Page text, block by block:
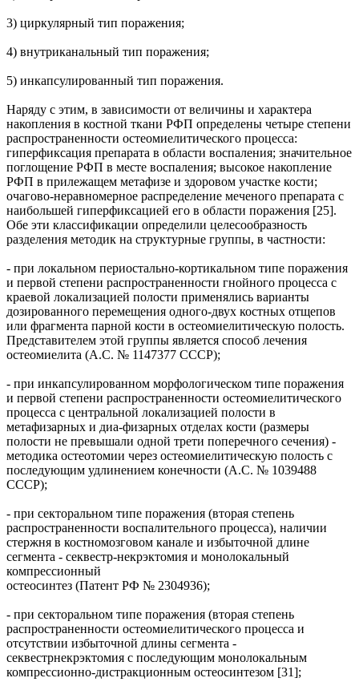
3) циркулярный тип поражения;
4) внутриканальный тип поражения;
5) инкапсулированный тип поражения.
Наряду с этим, в зависимости от величины и характера
накопления в костной ткани РФП определены четыре степени
распространенности остеомиелитического процесса:
гиперфиксация препарата в области воспаления; значительное
поглощение РФП в месте воспаления; высокое накопление
РФП в прилежащем метафизе и здоровом участке кости;
очагово-неравномерное распределение меченого препарата с
наибольшей гиперфиксацией его в области поражения [25].
Обе эти классификации определили целесообразность
разделения методик на структурные группы, в частности:
- при локальном периостально-кортикальном типе поражения
и первой степени распространенности гнойного процесса с
краевой локализацией полости применялись варианты
дозированного перемещения одного-двух костных отщепов
или фрагмента парной кости в остеомиелитическую полость.
Представителем этой группы является способ лечения
остеомиелита (А.С. № 1147377 СССР);
- при инкапсулированном морфологическом типе поражения
и первой степени распространенности остеомиелитического
процесса с центральной локализацией полости в
метафизарных и диа-физарных отделах кости (размеры
полости не превышали одной трети поперечного сечения) -
методика остеотомии через остеомиелитическую полость с
последующим удлинением конечности (А.С. № 1039488
СССР);
- при секторальном типе поражения (вторая степень
распространенности воспалительного процесса), наличии
стержня в костномозговом канале и избыточной длине
сегмента - секвестр-некрэктомия и монолокальный
компрессионный
остеосинтез (Патент РФ № 2304936);
- при секторальном типе поражения (вторая степень
распространенности остеомиелитического процесса и
отсутствии избыточной длины сегмента -
секвестрнекрэктомия с последующим монолокальным
компрессионно-дистракционным остеосинтезом [31];